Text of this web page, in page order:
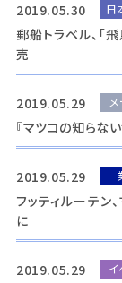
2019.05.30 日
郵船トラベル、「
売
2019.05.29
『マツコの知らな
2019.05.29
フッティルーテン
に
2019.05.29 イ